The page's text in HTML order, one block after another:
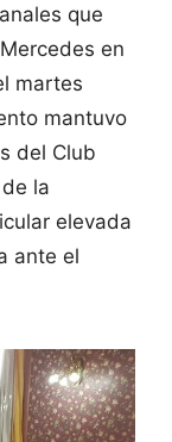
que
en
martes
mantuvo
del Club
la
elevada
ante el